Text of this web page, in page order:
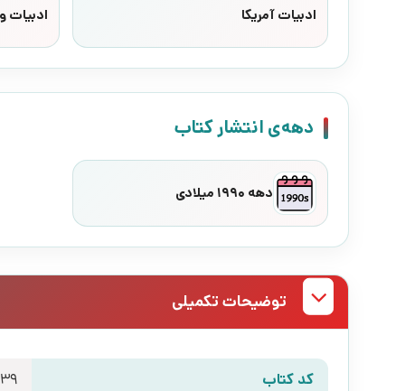
ادبیات آمریکا ادبیات
دهه‌ی انتشار کتاب
دهه 1990 میلادی
توضیحات تکمیلی
کد کتاب